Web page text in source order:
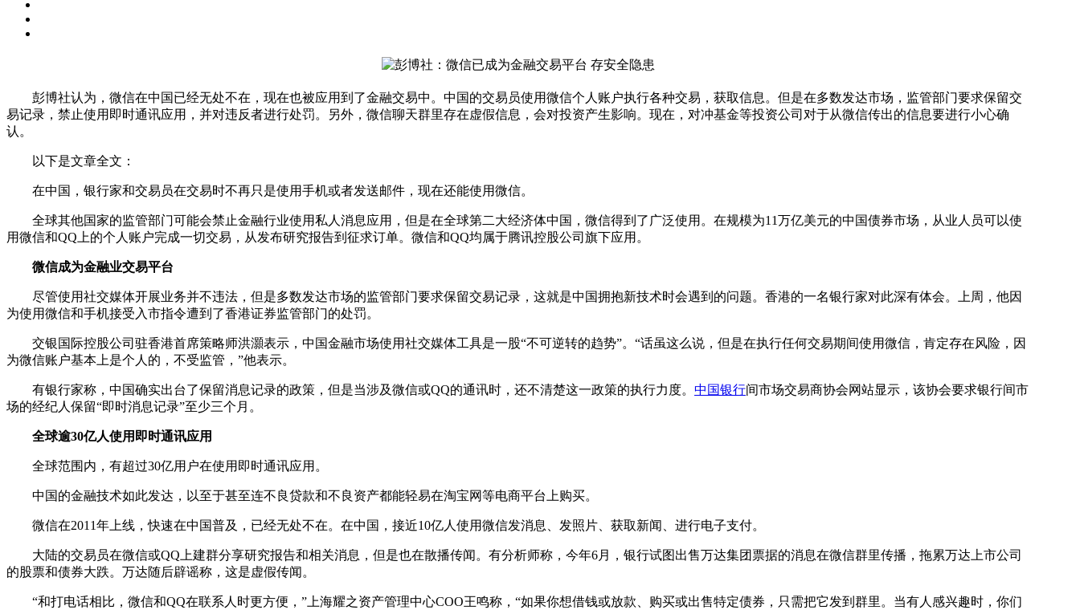
彭博社认为，微信在中国已经无处不在，现在也被应用到了金融交易中。中国的交易员使用微信个人账户执行各种交易，获取信息。但是在多数发达市场，监管部门要求保留交
易记录，禁止使用即时通讯应用，并对违反者进行处罚。另外，微信聊天群里存在虚假信息，会对投资产生影响。现在，对冲基金等投资公司对于从微信传出的信息要进行小心确
认。
以下是文章全文：
在中国，银行家和交易员在交易时不再只是使用手机或者发送邮件，现在还能使用微信。
全球其他国家的监管部门可能会禁止金融行业使用私人消息应用，但是在全球第二大经济体中国，微信得到了广泛使用。在规模为11万亿美元的中国债券市场，从业人员可以使
用微信和QQ上的个人账户完成一切交易，从发布研究报告到征求订单。微信和QQ均属于腾讯控股公司旗下应用。
微信成为金融业交易平台
尽管使用社交媒体开展业务并不违法，但是多数发达市场的监管部门要求保留交易记录，这就是中国拥抱新技术时会遇到的问题。香港的一名银行家对此深有体会。上周，他因
为使用微信和手机接受入市指令遭到了香港证券监管部门的处罚。
交银国际控股公司驻香港首席策略师洪灝表示，中国金融市场使用社交媒体工具是一股“不可逆转的趋势”。“话虽这么说，但是在执行任何交易期间使用微信，肯定存在风险，因
为微信账户基本上是个人的，不受监管，”他表示。
有银行家称，中国确实出台了保留消息记录的政策，但是当涉及微信或QQ的通讯时，还不清楚这一政策的执行力度。 中国银行间市场交易商协会网站显示，该协会要求银行间市
场的经纪人保留“即时消息记录”至少三个月。
全球逾30亿人使用即时通讯应用
全球范围内，有超过30亿用户在使用即时通讯应用。
中国的金融技术如此发达，以至于甚至连不良贷款和不良资产都能轻易在淘宝网等电商平台上购买。
微信在2011年上线，快速在中国普及，已经无处不在。在中国，接近10亿人使用微信发消息、发照片、获取新闻、进行电子支付。
大陆的交易员在微信或QQ上建群分享研究报告和相关消息，但是也在散播传闻。有分析师称，今年6月，银行试图出售万达集团票据的消息在微信群里传播，拖累万达上市公司
的股票和债券大跌。万达随后辟谣称，这是虚假传闻。
“和打电话相比，微信和QQ在联系人时更方便，”上海耀之资产管理中心COO王鸣称，“如果你想借钱或放款、购买或出售特定债券，只需把它发到群里。当有人感兴趣时，你们